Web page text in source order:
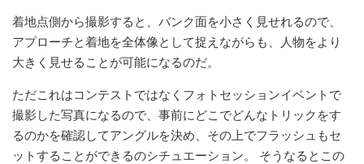
着地点側から撮影すると、バンク面を小さく見せれるので、
アプローチと着地を全体像として捉えながらも、人物をより
大きく見せることが可能になるのだ。
ただこれはコンテストではなくフォトセッションイベントで
撮影した写真になるので、事前にどこでどんなトリックをす
るのかを確認してアングルを決め、その上でフラッシュもセ
ットすることができるのシチュエーション。 そうなるとこの